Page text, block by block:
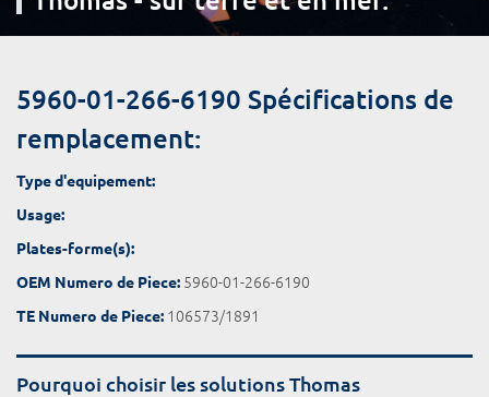
5960-01-266-6190 Spécifications de
remplacement:
Type d'equipement:
Usage:
Plates-forme(s):
OEM Numero de Piece: 5960-01-266-6190
TE Numero de Piece: 106573/1891
Pourquoi choisir les solutions Thomas